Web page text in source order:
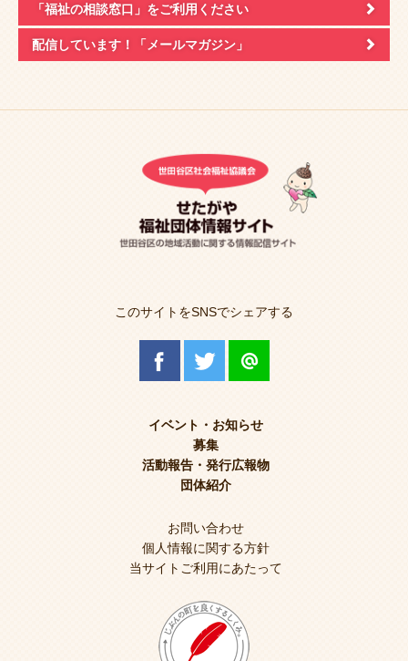
「福祉の相談窓口」 をご利用ください
配信しています！ 「メールマガジン」
このサイトをSNSでシェアする
イベント・お知らせ
募集
活動報告・発行広報物
団体紹介
お問い合わせ
個人情報に関する方針
当サイトご利用にあたって